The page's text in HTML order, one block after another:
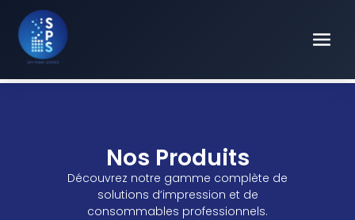
Nos Produits
Découvrez notre gamme complète de
solutions d’impression et de
consommables professionnels.